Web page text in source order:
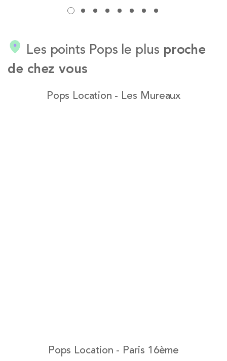
Les points Pops le plus proche
de chez vous
Pops Location - Les Mureaux
Pops Location - Paris 16ème